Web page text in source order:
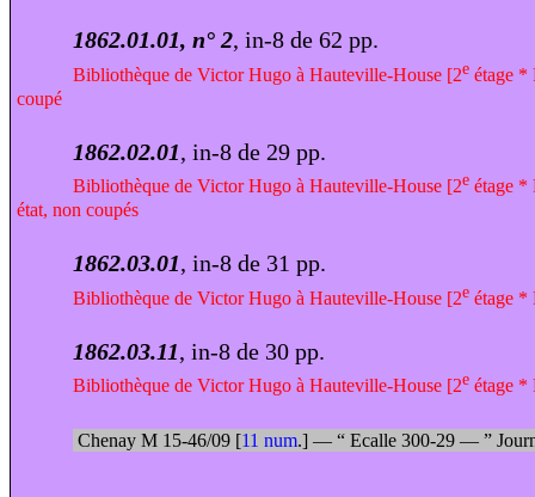
1862.01.01, n° 2, in-8 de 62 pp.
Bibliothèque de Victor Hugo à Hauteville-House [2eétage *
coupé
1862.02.01, in-8 de 29 pp.
Bibliothèque de Victor Hugo à Hauteville-House [2eétage *
état, non coupés
1862.03.01, in-8 de 31 pp.
Bibliothèque de Victor Hugo à Hauteville-House [2eétage *
1862.03.11, in-8 de 30 pp.
Bibliothèque de Victor Hugo à Hauteville-House [2eétage *
Chenay M 15-46/09 [11 num.] — “Ecalle 300-29 — ”